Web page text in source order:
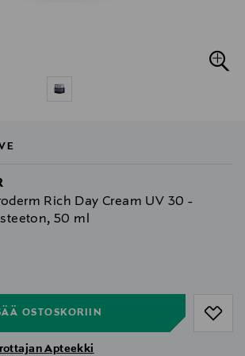
Rich Day Cream UV 30 -
50 ml
OSTOSKORIIN
Apteekki